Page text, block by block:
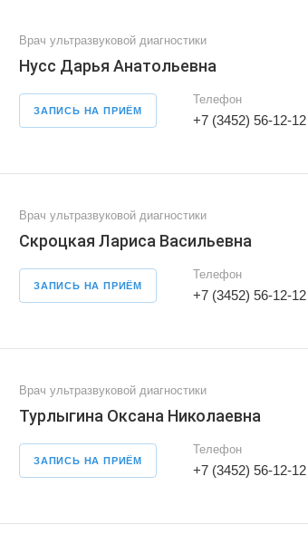
Врач ультразвуковой диагностики
Нусс Дарья Анатольевна
ЗАПИСЬ НА ПРИЁМ
Телефон
+7 (3452) 56-12-12
Врач ультразвуковой диагностики
Скроцкая Лариса Васильевна
ЗАПИСЬ НА ПРИЁМ
Телефон
+7 (3452) 56-12-12
Врач ультразвуковой диагностики
Турлыгина Оксана Николаевна
ЗАПИСЬ НА ПРИЁМ
Телефон
+7 (3452) 56-12-12